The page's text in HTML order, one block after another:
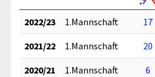
2022/23 1.Mannschaft 17
2021/22 1.Mannschaft 20
2020/21 1.Mannschaft 6